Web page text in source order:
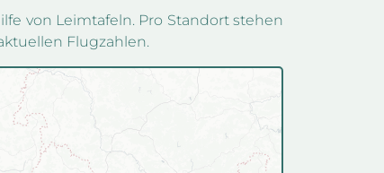
von Leimtafeln. Pro Standort stehen
Flugzahlen.